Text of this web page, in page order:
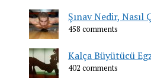
Şınav Nedir, Nasıl
458 comments
Kalça Büyütücü
402 comments